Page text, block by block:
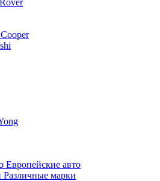
Европейские авто
Различные марки